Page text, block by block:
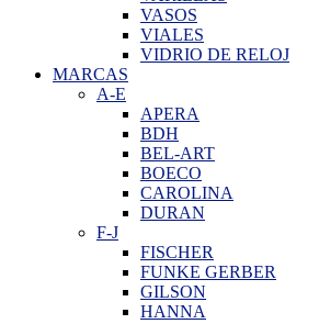
VASOS
VIALES
VIDRIO DE RELOJ
MARCAS
A-E
APERA
BDH
BEL-ART
BOECO
CAROLINA
DURAN
F-J
FISCHER
FUNKE GERBER
GILSON
HANNA